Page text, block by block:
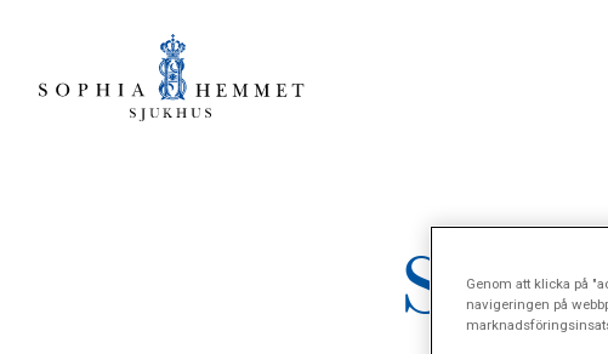
Genom att klicka på
navigeringen på